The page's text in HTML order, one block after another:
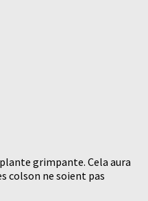
grimpante. Cela aura
colson ne soient pas